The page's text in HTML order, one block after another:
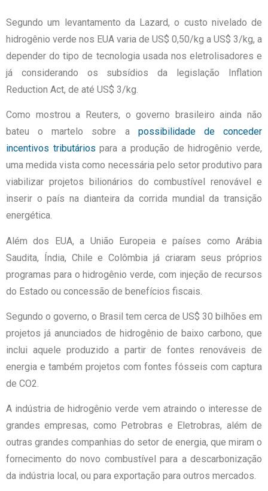
Segundo um levantamento da Lazard, o custo nivelado de
hidrogênio verde nos EUA varia de US$ 0,50/kg a US$ 3/kg, a
depender do tipo de tecnologia usada nos eletrolisadores e
já considerando os subsídios da legislação Inflation
Reduction Act, de até US$ 3/kg.
Como mostrou a Reuters, o governo brasileiro ainda não
bateu o martelo sobre a possibilidade de conceder
incentivos tributários para a produção de hidrogênio verde,
uma medida vista como necessária pelo setor produtivo para
viabilizar projetos bilionários do combustível renovável e
inserir o país na dianteira da corrida mundial da transição
energética.
Além dos EUA, a União Europeia e países como Arábia
Saudita, Índia, Chile e Colômbia já criaram seus próprios
programas para o hidrogênio verde, com injeção de recursos
do Estado ou concessão de benefícios fiscais.
Segundo o governo, o Brasil tem cerca de US$ 30 bilhões em
projetos já anunciados de hidrogênio de baixo carbono, que
inclui aquele produzido a partir de fontes renováveis de
energia e também projetos com fontes fósseis com captura
de CO2.
A indústria de hidrogênio verde vem atraindo o interesse de
grandes empresas, como Petrobras e Eletrobras, além de
outras grandes companhias do setor de energia, que miram o
fornecimento do novo combustível para a descarbonização
da indústria local, ou para exportação para outros mercados.